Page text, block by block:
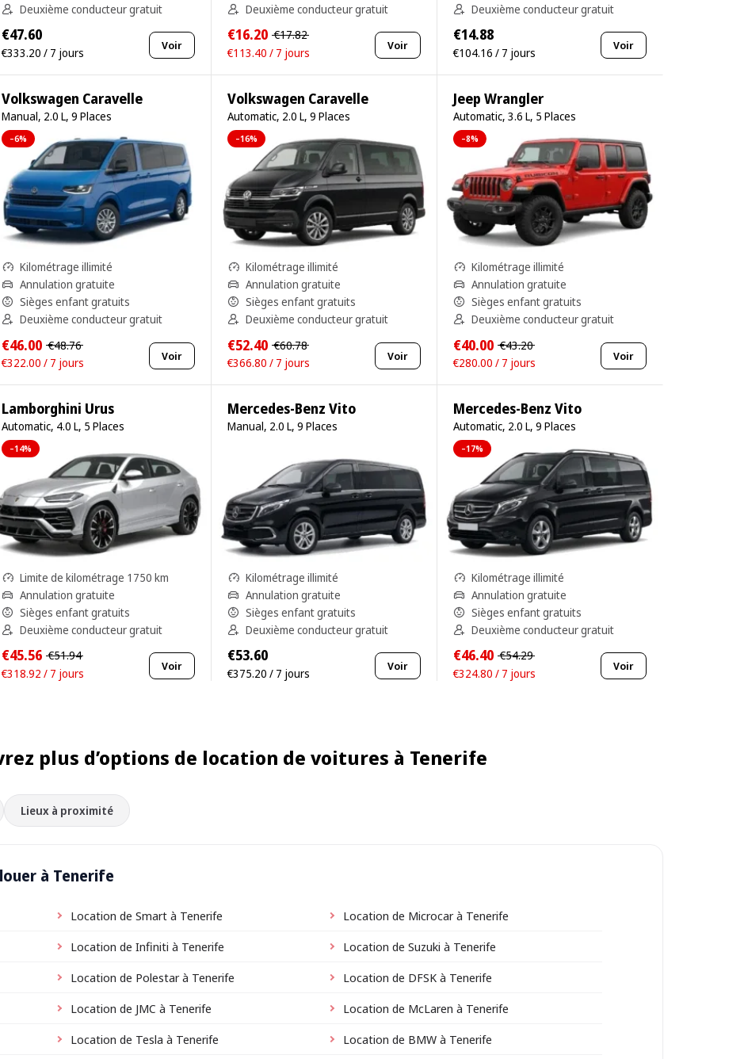
Deuxième conducteur gratuit
€47.60
€333.20 / 7 jours Voir
Deuxième conducteur gratuit
€16.20 €17.82
€113.40 / 7 jours
Voir
Deuxième conducteur gratuit
€14.88
€104.16 / 7 jours Voir
Volkswagen Caravelle
Manual, 2.0 L, 9 Places
–6%
Kilométrage illimité
Annulation gratuite
Sièges enfant gratuits
Deuxième conducteur gratuit
€46.00 €48.76
€322.00 / 7 jours
Voir
Volkswagen Caravelle
Automatic, 2.0 L, 9 Places
–16%
Kilométrage illimité
Annulation gratuite
Sièges enfant gratuits
Deuxième conducteur gratuit
€52.40 €60.78
€366.80 / 7 jours
Voir
Jeep Wrangler
Automatic, 3.6 L, 5 Places
–8%
Kilométrage illimité
Annulation gratuite
Sièges enfant gratuits
Deuxième conducteur gratuit
€40.00 €43.20
€280.00 / 7 jours
Voir
Lamborghini Urus
Automatic, 4.0 L, 5 Places
–14%
Limite de kilométrage 1750 km
Annulation gratuite
Sièges enfant gratuits
Deuxième conducteur gratuit
€45.56 €51.94
€318.92 / 7 jours
Voir
Mercedes-Benz Vito
Manual, 2.0 L, 9 Places
Kilométrage illimité
Annulation gratuite
Sièges enfant gratuits
Deuxième conducteur gratuit
€53.60
€375.20 / 7 jours Voir
Mercedes-Benz Vito
Automatic, 2.0 L, 9 Places
–17%
Kilométrage illimité
Annulation gratuite
Sièges enfant gratuits
Deuxième conducteur gratuit
€46.40 €54.29
€324.80 / 7 jours
Voir
plus d’options de location de voitures à Tenerife
Lieux à proximité
à Tenerife
Location de Smart à Tenerife
Location de Microcar à Tenerife
Location de Infiniti à Tenerife
Location de Suzuki à Tenerife
Location de Polestar à Tenerife
Location de DFSK à Tenerife
Location de JMC à Tenerife
Location de McLaren à Tenerife
Location de Tesla à Tenerife Location de BMW à Tenerife